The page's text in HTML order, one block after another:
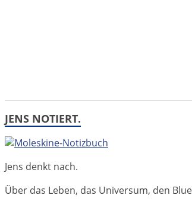
JENS NOTIERT.
Jens denkt nach.
Über das Leben, das Universum, den